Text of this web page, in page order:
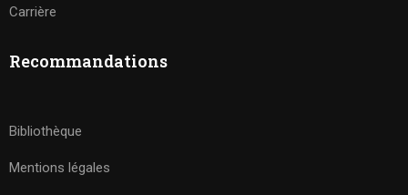
Carrière
Recommandations
Bibliothèque
Mentions légales